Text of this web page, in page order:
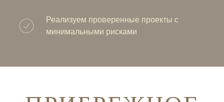
Реализуем проверенные проекты с
минимальными рисками